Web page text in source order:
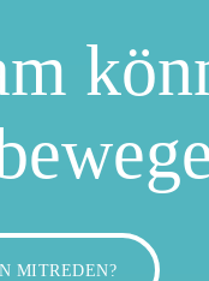
MITREDEN?